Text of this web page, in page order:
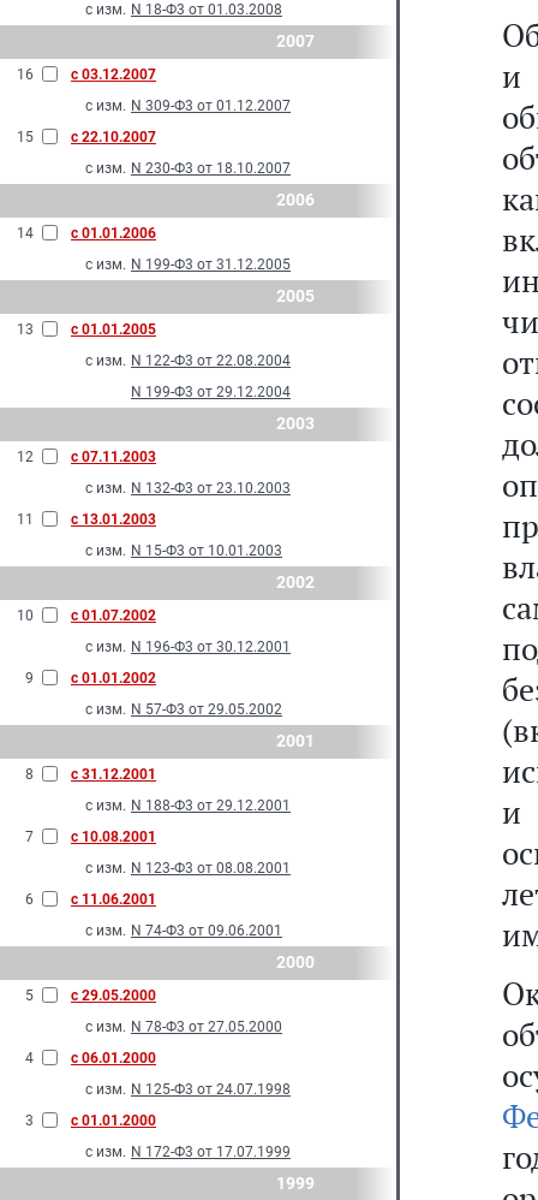
с изм. N 18-Ф3 от 01.03.2008
2007
16
с 03.12.2007
с изм. N 309-Ф3 от 01.12.2007
15
с 22.10.2007
с изм. N 230-Ф3 от 18.10.2007
2006
14
с 01.01.2006
с изм. N 199-Ф3 от 31.12.2005
2005
13
с 01.01.2005
с изм. N 122-Ф3 от 22.08.2004
N 199-Ф3 от 29.12.2004
2003
12
с 07.11.2003
с изм. N 132-Ф3 от 23.10.2003
11
с 13.01.2003
с изм. N 15-Ф3 от 10.01.2003
2002
10
с 01.07.2002
с изм. N 196-Ф3 от 30.12.2001
9
с 01.01.2002
с изм. N 57-Ф3 от 29.05.2002
2001
8
с 31.12.2001
с изм. N 188-Ф3 от 29.12.2001
7
с 10.08.2001
с изм. N 123-Ф3 от 08.08.2001
6
с 11.06.2001
с изм. N 74-Ф3 от 09.06.2001
2000
5
с 29.05.2000
с изм. N 78-Ф3 от 27.05.2000
4
с 06.01.2000
с изм. N 125-Ф3 от 24.07.1998
3
с 01.01.2000
с изм. N 172-Ф3 от 17.07.1999
1999
и
и